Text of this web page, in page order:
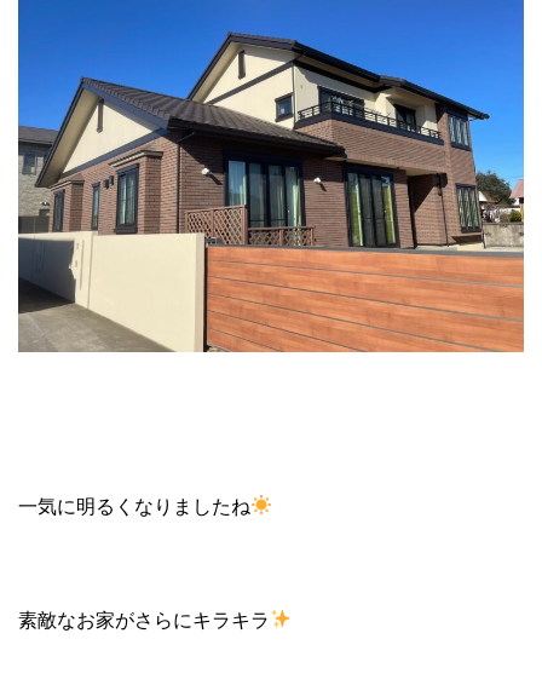
一気に明るくなりましたね
素敵なお家がさらにキラキラ